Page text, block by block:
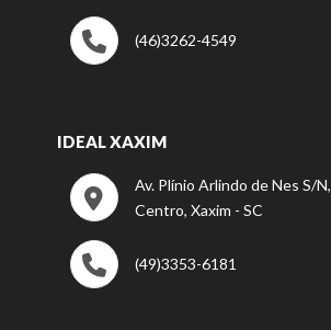
(46)3262-4549
IDEAL XAXIM
Av. Plínio Arlindo de Nes S/N,
Centro, Xaxim - SC
(49)3353-6181